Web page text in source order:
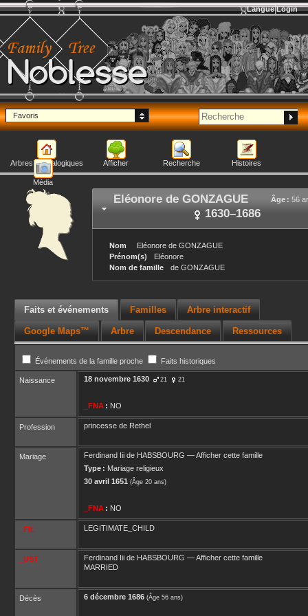
Noblesse
Langue Login
Favoris
Arbres généalogiques Afficher Recherche Histoires
Média
Eléonore de GONZAGUE Âge : 56
1630–1686
Nom Eléonore de GONZAGUE
Prénom(s)
Eléonore
Nom de famille
de GONZAGUE
Faits et événements Familles Arbre interactif
Google Maps™ Arbre Descendance Ressources
Événements de la famille proche Faits historiques
Naissance 18 novembre 1630 21 21
_FNA : NO
Profession princesse de Rethel
Mariage Ferdinand Iii de HABSBOURG —Afficher cette famille
Type : Mariage religieux
30 avril 1651 (Âge 20 ans)
_FNA : NO
_FIL LEGITIMATE_CHILD
_UST Ferdinand Iii de HABSBOURG —Afficher cette famille
MARRIED
Décès 6 décembre 1686 (Âge 56 ans)